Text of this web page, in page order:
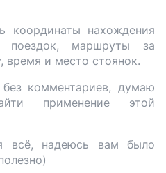
координаты нахождения
поездок, маршруты за
время и место стоянок.
комментариев, думаю
применение этой
надеюсь вам было